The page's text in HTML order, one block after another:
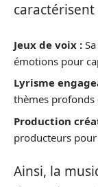
Jeux de voix :
émotions pour
Lyrisme
thèmes profonds
Production
producteurs
Ainsi, la